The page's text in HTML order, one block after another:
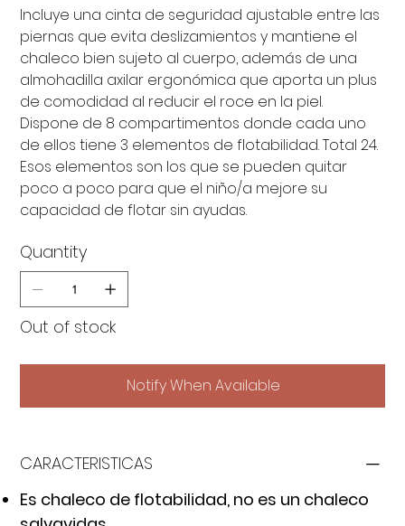
Incluye una cinta de seguridad ajustable entre las
piernas que evita deslizamientos y mantiene el
chaleco bien sujeto al cuerpo, además de una
almohadilla axilar ergonómica que aporta un plus
de comodidad al reducir el roce en la piel.
Dispone de 8 compartimentos donde cada uno
de ellos tiene 3 elementos de flotabilidad. Total 24.
Esos elementos son los que se pueden quitar
poco a poco para que el niño/a mejore su
capacidad de flotar sin ayudas.
Quantity
Out of stock
Notify When Available
CARACTERISTICAS
Es chaleco de flotabilidad, no es un chaleco